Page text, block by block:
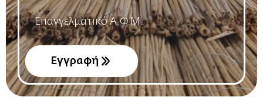
Name
*
Εγγραφή